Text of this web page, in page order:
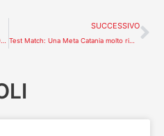
SUCCESSIVO
Test Match: Una Meta Catania molto rimaneggiata pareggia 3-3 Pirossigeno Cosenza